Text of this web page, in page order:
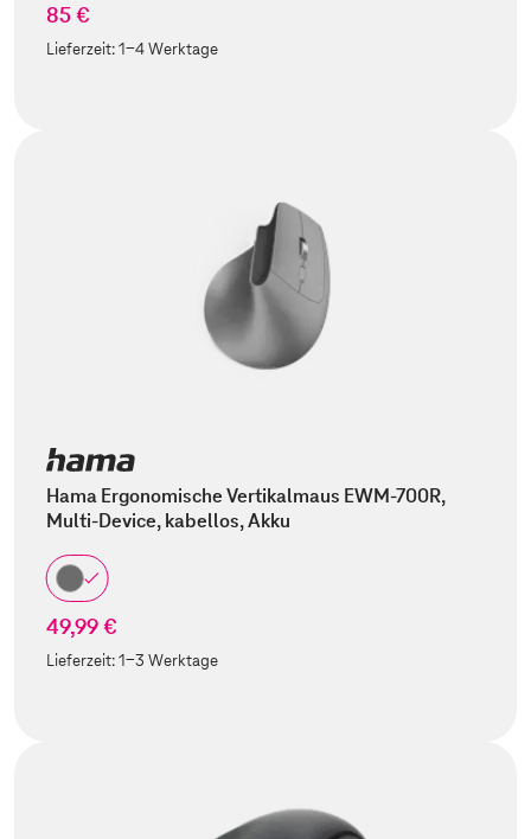
85 €
Lieferzeit:1-4 Werktage
Hama Ergonomische Vertikalmaus EWM-700R,
Multi-Device, kabellos, Akku
49,99 €
Lieferzeit:1-3 Werktage